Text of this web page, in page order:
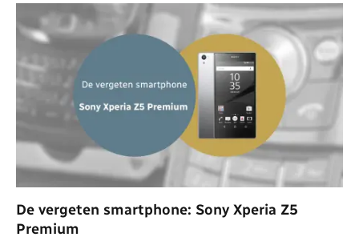
De vergeten smartphone: Sony Xperia Z5
Premium